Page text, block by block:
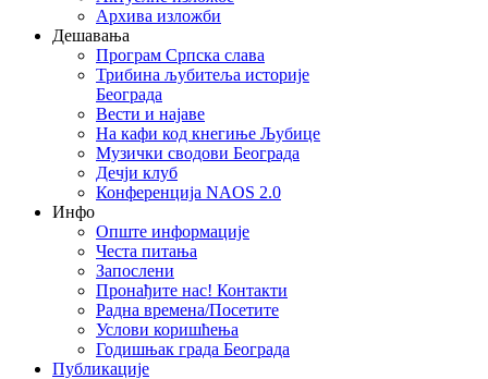
Архива изложби
Дешавања
Програм Српска слава
Трибина љубитеља историје
Београда
Beсти и најаве
На кафи код кнегиње Љубице
Музички сводови Београда
Дечји клуб
Конференција NAOS 2.0
Инфо
Опште информације
Честа питања
Запослени
Пронађите нас! Контакти
Радна времена/Посетите
Услови коришћења
Годишњак града Београда
Публикације